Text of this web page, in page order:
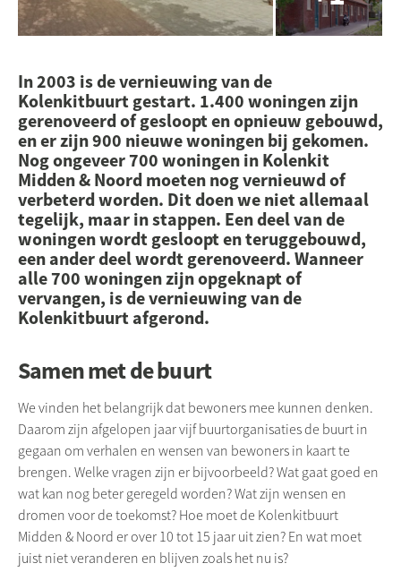
In 2003 is de vernieuwing van de
Kolenkitbuurt gestart. 1.400 woningen zijn
gerenoveerd of gesloopt en opnieuw gebouwd,
en er zijn 900 nieuwe woningen bij gekomen.
Nog ongeveer 700 woningen in Kolenkit
Midden & Noord moeten nog vernieuwd of
verbeterd worden. Dit doen we niet allemaal
tegelijk, maar in stappen. Een deel van de
woningen wordt gesloopt en teruggebouwd,
een ander deel wordt gerenoveerd. Wanneer
alle 700 woningen zijn opgeknapt of
vervangen, is de vernieuwing van de
Kolenkitbuurt afgerond.
Samen met de buurt
We vinden het belangrijk dat bewoners mee kunnen denken.
Daarom zijn afgelopen jaar vijf buurtorganisaties de buurt in
gegaan om verhalen en wensen van bewoners in kaart te
brengen. Welke vragen zijn er bijvoorbeeld? Wat gaat goed en
wat kan nog beter geregeld worden? Wat zijn wensen en
dromen voor de toekomst? Hoe moet de Kolenkitbuurt
Midden & Noord er over 10 tot 15 jaar uit zien? En wat moet
juist niet veranderen en blijven zoals het nu is?